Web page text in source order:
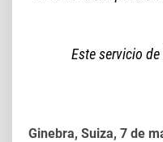
Este servicio
Ginebra, Suiza, 7 de